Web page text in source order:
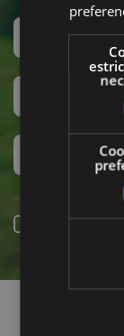
Turismo
Reserva